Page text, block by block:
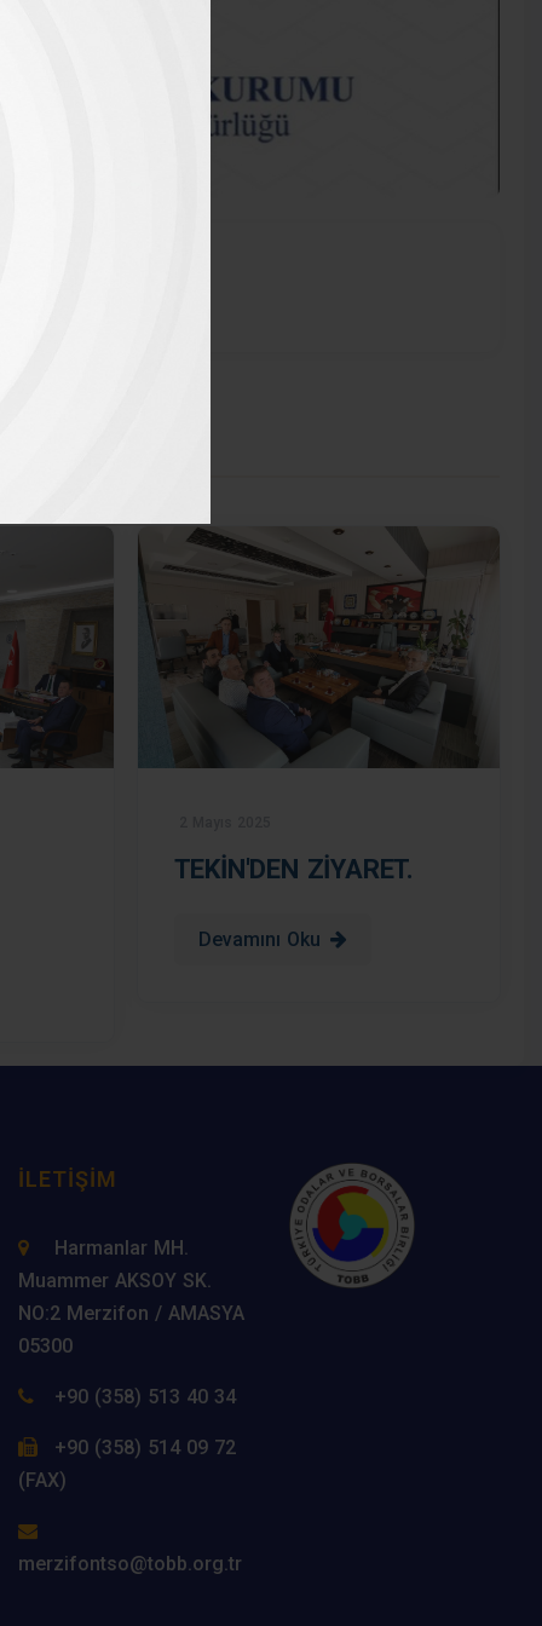
TEKİN'DEN ZİYARET.
Devamını Oku
İLETIŞIM
Harmanlar MH.
Muammer AKSOY SK.
NO:2 Merzifon / AMASYA
05300
+90 (358) 513 40 34
+90 (358) 514 09 72
(FAX)
merzifontso@tobb.org.tr